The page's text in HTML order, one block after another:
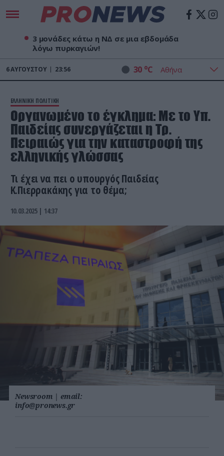
3 μονάδες κάτω η ΝΔ σε μια εβδομάδα
λόγω πυρκαγιών!
6ΑΥΓΟΎΣΤΟΥ 23:56 30 oC
ΕΛΛΗΝΙΚΗ ΠΟΛΙΤΙΚΗ
Οργανωμένο το έγκλημα: Με το Υπ.
Παιδείας συνεργάζεται η Τρ.
Πειραιώς για την καταστροφή της
ελληνικής γλώσσας
Τι έχει να πει ο υπουργός Παιδείας
Κ.Πιερρακάκης για το θέμα;
10.03.2025 | 14:37
Newsroom | email:
info@pronews.gr